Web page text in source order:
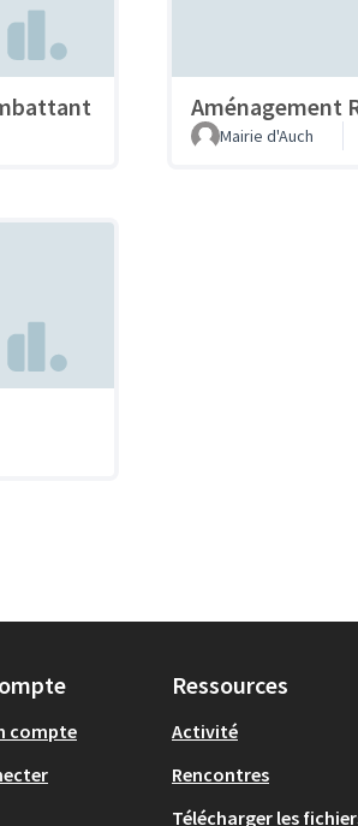
Aménagement
Mairie d'Auch
compte
Ressources
Activité
Rencontres
Télécharger les